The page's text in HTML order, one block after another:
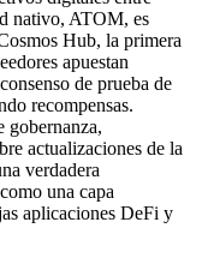
nativo, ATOM, es
Hub, la primera
apuestan
de prueba de
recompensas.
gobernanza,
actualizaciones de la
verdadera
una capa
aplicaciones DeFi y